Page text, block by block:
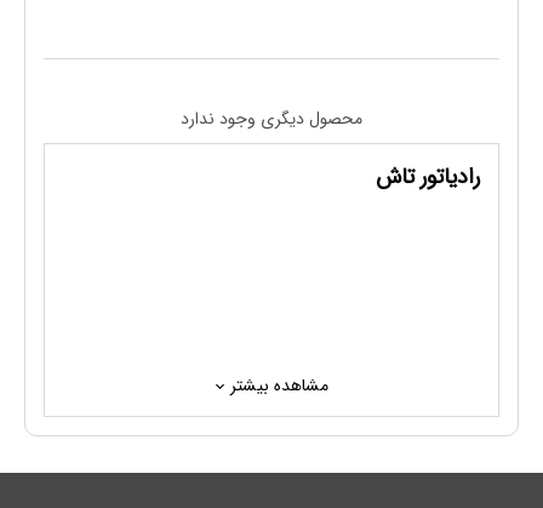
محصول دیگری وجود ندارد
رادیاتور تاش
مشاهده بیشتر